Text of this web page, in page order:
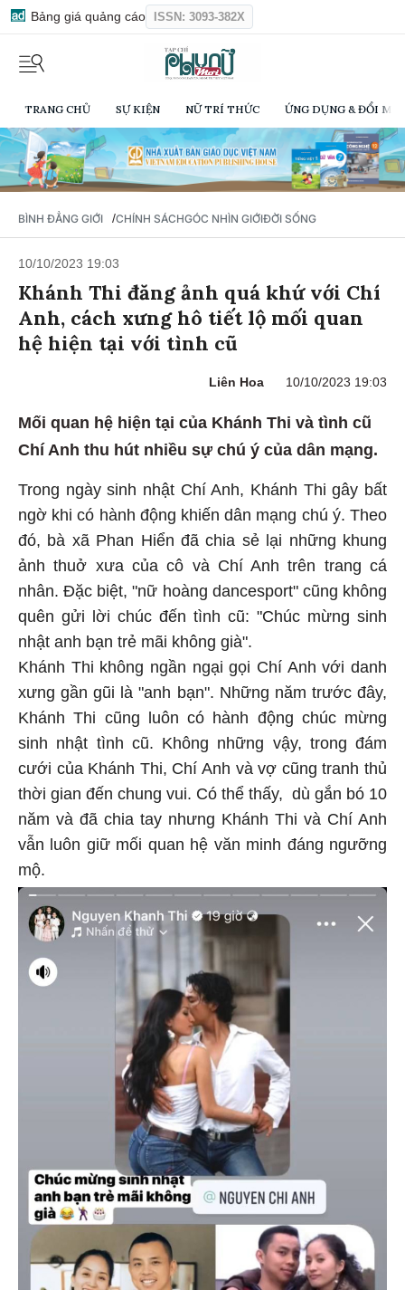
Bảng giá quảng cáo ISSN: 3093-382X
TRANG CHỦ SỰ KIỆN NỮ TRÍ THỨC ỨNG DỤNG & ĐỔI
BÌNH ĐẲNG GIỚI /CHÍNH SÁCHGÓC NHÌN GIỚIĐỜI SỐNG
10/10/2023 19:03
Khánh Thi đăng ảnh quá khứ với Chí
Anh, cách xưng hô tiết lộ mối quan
hệ hiện tại với tình cũ
Liên Hoa 10/10/2023 19:03
Mối quan hệ hiện tại của Khánh Thi và tình cũ
Chí Anh thu hút nhiều sự chú ý của dân mạng.
Trong ngày sinh nhật Chí Anh, Khánh Thi gây bất
ngờ khi có hành động khiến dân mạng chú ý. Theo
đó, bà xã Phan Hiển đã chia sẻ lại những khung
ảnh thuở xưa của cô và Chí Anh trên trang cá
nhân. Đặc biệt, "nữ hoàng dancesport" cũng không
quên gửi lời chúc đến tình cũ: "Chúc mừng sinh
nhật anh bạn trẻ mãi không già".
Khánh Thi không ngần ngại gọi Chí Anh với danh
xưng gần gũi là "anh bạn". Những năm trước đây,
Khánh Thi cũng luôn có hành động chúc mừng
sinh nhật tình cũ. Không những vậy, trong đám
cưới của Khánh Thi, Chí Anh và vợ cũng tranh thủ
thời gian đến chung vui. Có thể thấy, dù gắn bó 10
năm và đã chia tay nhưng Khánh Thi và Chí Anh
vẫn luôn giữ mối quan hệ văn minh đáng ngưỡng
mộ.